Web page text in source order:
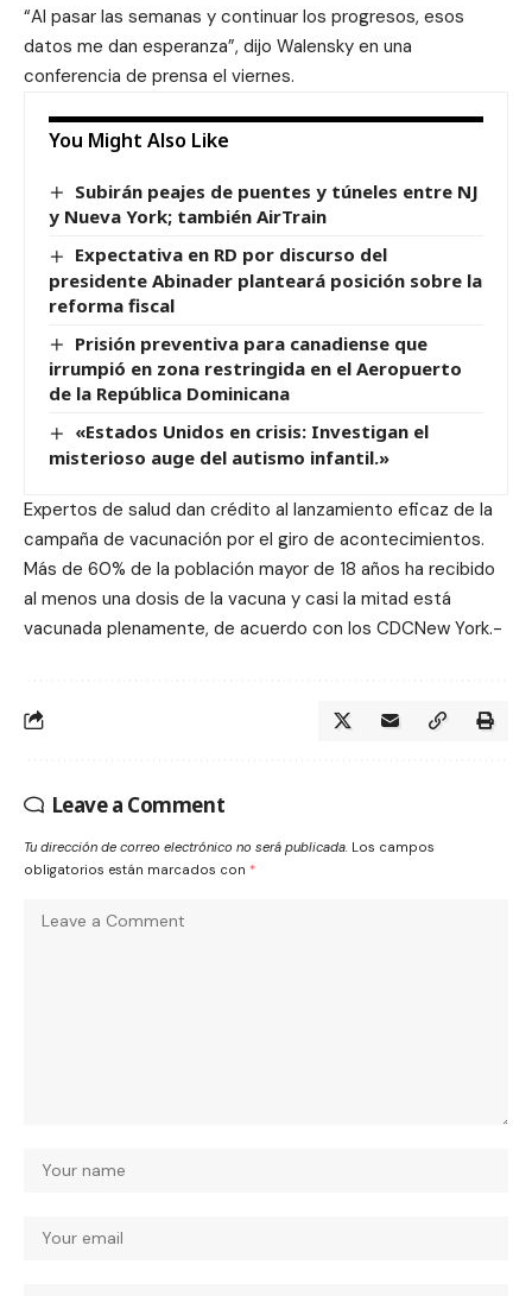
“Al pasar las semanas y continuar los progresos, esos
datos me dan esperanza”, dijo Walensky en una
conferencia de prensa el viernes.
You Might Also Like
Subirán peajes de puentes y túneles entre NJ
y Nueva York; también AirTrain
Expectativa en RD por discurso del
presidente Abinader planteará posición sobre la
reforma fiscal
Prisión preventiva para canadiense que
irrumpió en zona restringida en el Aeropuerto
de la República Dominicana
«Estados Unidos en crisis: Investigan el
misterioso auge del autismo infantil.»
Expertos de salud dan crédito al lanzamiento eficaz de la
campaña de vacunación por el giro de acontecimientos.
Más de 60% de la población mayor de 18 años ha recibido
al menos una dosis de la vacuna y casi la mitad está
vacunada plenamente, de acuerdo con los CDCNew York.-
Leave a Comment
Tu dirección de correo electrónico no será publicada. Los campos
obligatorios están marcados con *